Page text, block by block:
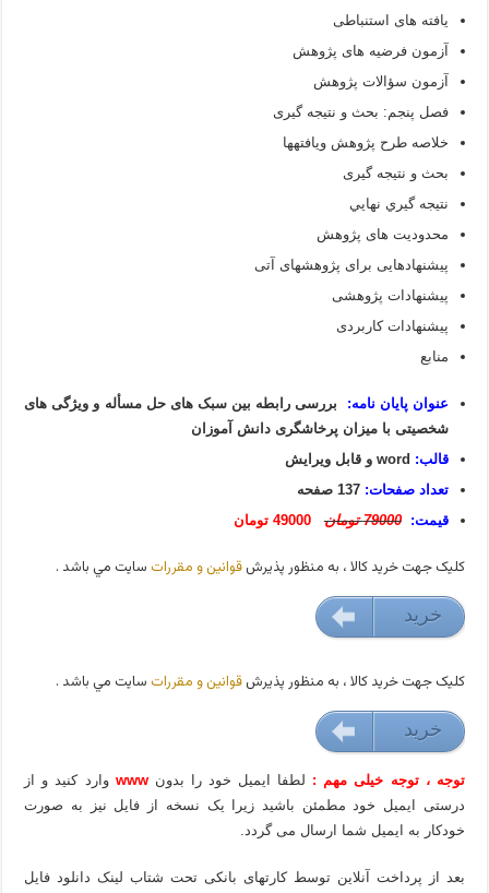
یافته های استنباطی
آزمون فرضیه های پژوهش
آزمون سؤالات پژوهش
فصل پنجم: بحث و نتیجه گیری
خلاصه طرح پژوهش ويافته­ها
بحث و نتیجه گیری
نتيجه گيري نهايي
محدودیت های پژوهش
پیشنهادهایی برای پژوهش­های آتی
پیشنهادات پژوهشی
پیشنهادات کاربردی
منابع
عنوان پایان نامه: بررسی رابطه بین سبک های حل مسأله و ویژگی های
شخصیتی با میزان پرخاشگری دانش آموزان
قالب:
تعداد صفحات: 137 صفحه
قیمت:79000 تومان 49000 تومان
کليک جهت خريد کالا ، به منظور پذيرشقوانين و مقررات سايت مي باشد .
49000 تومان خريد
کليک جهت خريد کالا ، به منظور پذيرشقوانين و مقررات سايت مي باشد .
49000 تومان خريد
توجه ، توجه خیلی مهم : لطفا ایمیل خود را بدون www وارد کنید و از
درستی ایمیل خود مطمئن باشید زیرا یک نسخه از فایل نیز به صورت
خودکار به ایمیل شما ارسال می گردد.
بعد از پرداخت آنلاین توسط کارتهای بانکی تحت شتاب لینک دانلود فایل